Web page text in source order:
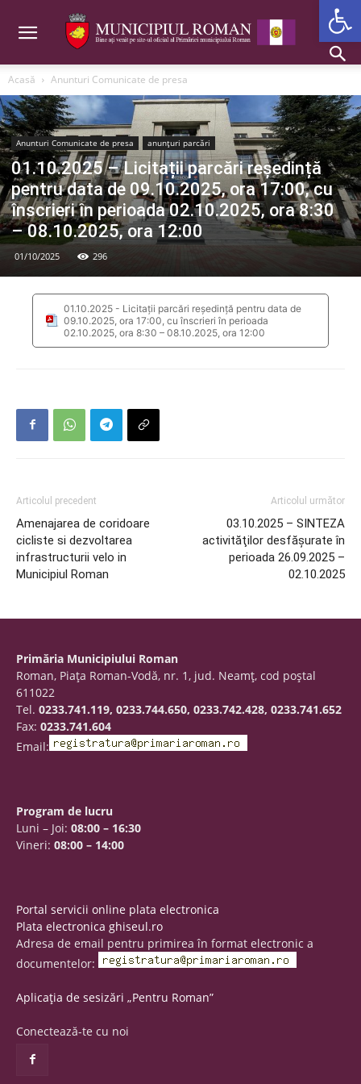
Acasă Anunturi Comunicate de presa
Anunturi Comunicate de presa anunțuri parcări
01.10.2025 – Licitații parcări reședință
pentru data de 09.10.2025, ora 17:00, cu
înscrieri în perioada 02.10.2025, ora 8:30
– 08.10.2025, ora 12:00
01/10/2025 296
01.10.2025 - Licitații parcări reședință pentru data de
09.10.2025, ora 17:00, cu înscrieri în perioada
02.10.2025, ora 8:30 – 08.10.2025, ora 12:00
Articolul precedent
Amenajarea de coridoare
cicliste si dezvoltarea
infrastructurii velo in
Municipiul Roman
Articolul următor
03.10.2025 – SINTEZA
activităţilor desfăşurate în
perioada 26.09.2025 –
02.10.2025
Primăria Municipiului Roman
Roman, Piaţa Roman-Vodă, nr. 1, jud. Neamţ, cod poştal
611022
Tel. 0233.741.119, 0233.744.650, 0233.742.428, 0233.741.652
Fax: 0233.741.604
Email:
Program de lucru
Luni – Joi: 08:00 – 16:30
Vineri: 08:00 – 14:00
Portal servicii online plata electronica
Plata electronica ghiseul.ro
Adresa de email pentru primirea în format electronic a
documentelor:
Aplicația de sesizări „Pentru Roman”
Conectează-te cu noi